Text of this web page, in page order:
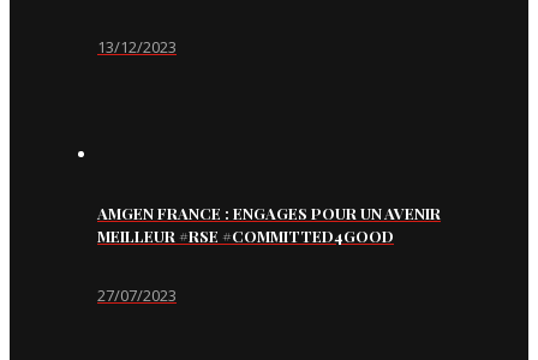
13/12/2023
AMGEN FRANCE : ENGAGES POUR UN AVENIR
MEILLEUR #RSE #COMMITTED4GOOD
27/07/2023